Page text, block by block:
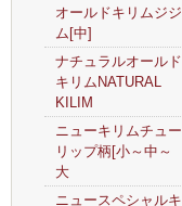
オールドキリムジジ
ム[中]
ナチュラルオールド
キリムNATURAL
KILIM
ニューキリムチュー
リップ柄[小～中～
大
ニュースペシャルキ